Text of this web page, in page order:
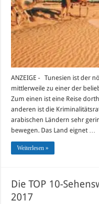
ANZEIGE - Tunesien ist der
mittlerweile zu einer der
Zum einen ist eine Reise
anderen ist die
arabischen Ländern sehr
bewegen. Das Land eignet …
Weiterlesen »
Die TOP 10-
2017